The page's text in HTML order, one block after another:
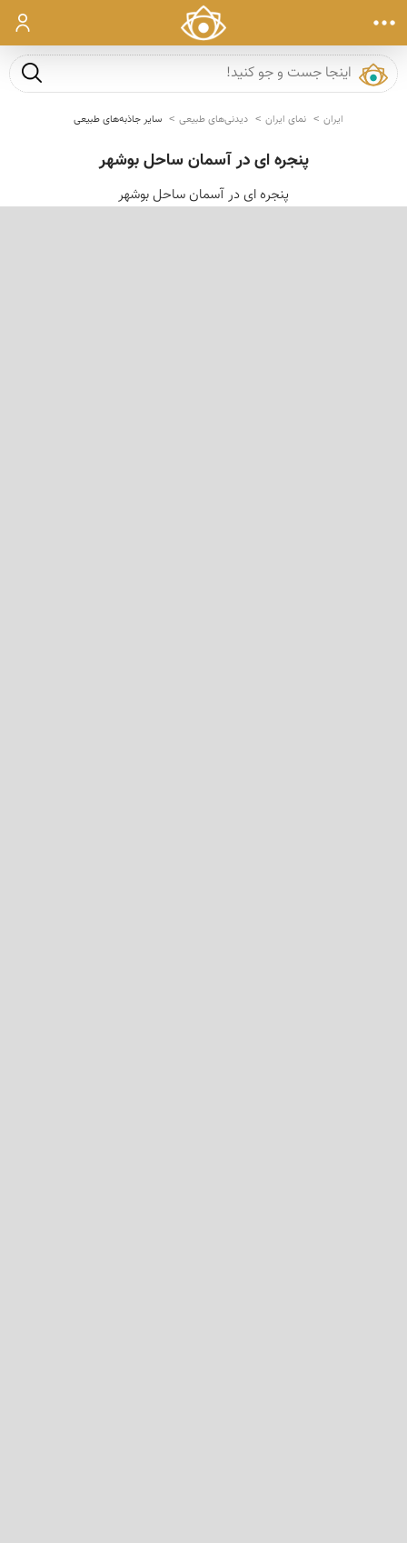
ورود
جست و
ایران نمای ایران دیدنی‌های طبیعی سایر جاذبه‌های طبیعی
پنجره ای در آسمان ساحل بوشهر
پنجره ای در آسمان ساحل بوشهر